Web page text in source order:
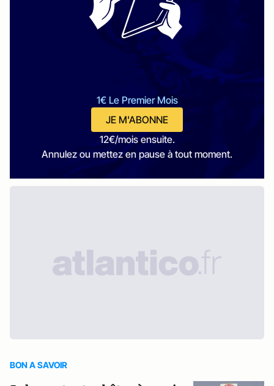
1€ Le Premier Mois
JE M'ABONNE
12€/mois ensuite.
Annulez ou mettez en pause à tout moment.
BON A SAVOIR